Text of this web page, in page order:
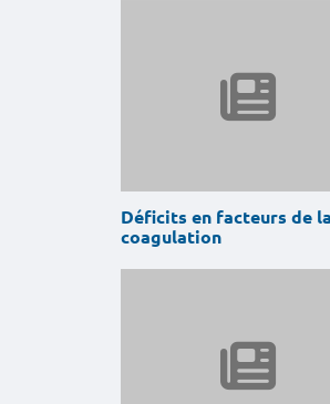
Déficits en facteurs de la
coagulation